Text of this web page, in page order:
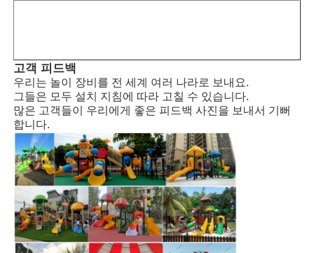
사용자 지정 놀이터 슬라이드
어린이 들 이 스윙 으로 미끄러지는 것
작은 놀이터
어린이 물 슬라이드
사용자 정의 물 슬라이드
고객 피드백
우리는 놀이 장비를 전 세계 여러 나라로 보내요.
그들은 모두 설치 지침에 따라 고칠 수 있습니다.
많은 고객들이 우리에게 좋은 피드백 사진을 보내서 기뻐
합니다.